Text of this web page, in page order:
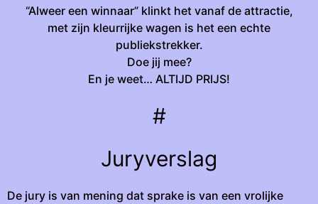
“Alweer een winnaar” klinkt het vanaf de attractie,
met zijn kleurrijke wagen is het een echte
publiekstrekker.
Doe jij mee?
En je weet… ALTIJD PRIJS!
#
Juryverslag
De jury is van mening dat sprake is van een vrolijke